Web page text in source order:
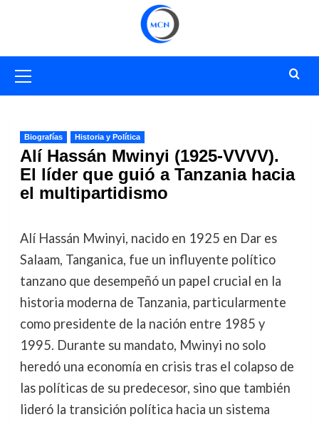
primario
Biografías Historia y Política
Alí Hassán Mwinyi (1925-VVVV).
El líder que guió a Tanzania hacia
el multipartidismo
Alí Hassán Mwinyi, nacido en 1925 en Dar es
Salaam, Tanganica, fue un influyente político
tanzano que desempeñó un papel crucial en la
historia moderna de Tanzania, particularmente
como presidente de la nación entre 1985 y
1995. Durante su mandato, Mwinyi no solo
heredó una economía en crisis tras el colapso de
las políticas de su predecesor, sino que también
lideró la transición política hacia un sistema